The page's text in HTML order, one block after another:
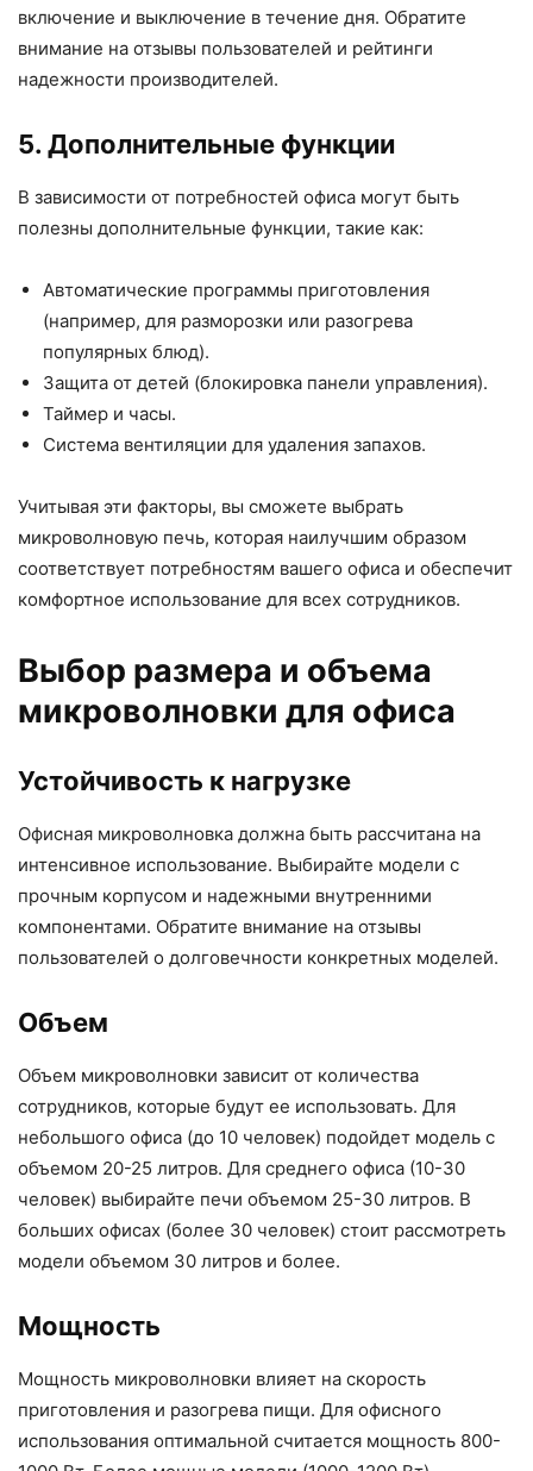
включение и выключение в течение дня. Обратите
внимание на отзывы пользователей и рейтинги
надежности производителей.
5. Дополнительные функции
В зависимости от потребностей офиса могут быть
полезны дополнительные функции, такие как:
Автоматические программы приготовления
(например, для разморозки или разогрева
популярных блюд).
Защита от детей (блокировка панели управления).
Таймер и часы.
Система вентиляции для удаления запахов.
Учитывая эти факторы, вы сможете выбрать
микроволновую печь, которая наилучшим образом
соответствует потребностям вашего офиса и обеспечит
комфортное использование для всех сотрудников.
Выбор размера и объема
микроволновки для офиса
Устойчивость к нагрузке
Офисная микроволновка должна быть рассчитана на
интенсивное использование. Выбирайте модели с
прочным корпусом и надежными внутренними
компонентами. Обратите внимание на отзывы
пользователей о долговечности конкретных моделей.
Объем
Объем микроволновки зависит от количества
сотрудников, которые будут ее использовать. Для
небольшого офиса (до 10 человек) подойдет модель с
объемом 20-25 литров. Для среднего офиса (10-30
человек) выбирайте печи объемом 25-30 литров. В
больших офисах (более 30 человек) стоит рассмотреть
модели объемом 30 литров и более.
Мощность
Мощность микроволновки влияет на скорость
приготовления и разогрева пищи. Для офисного
использования оптимальной считается мощность 800-